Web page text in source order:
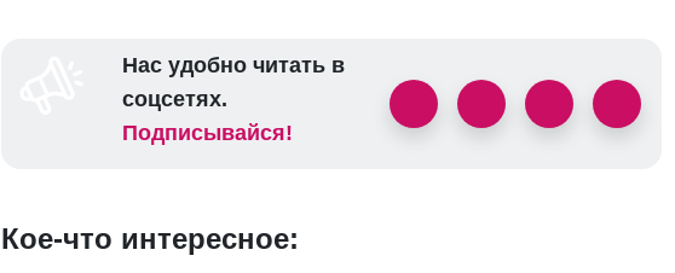
Нас удобно читать в
соцсетях.
Подписывайся!
Кое-что интересное: